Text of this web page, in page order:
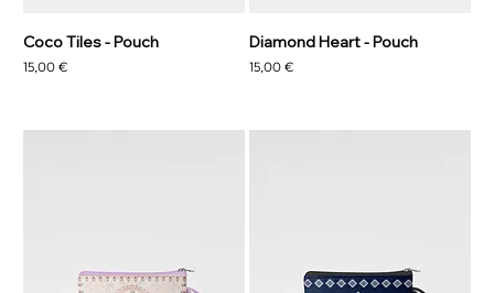
Coco Tiles - Pouch
Precio
15,00 €
Diamond Heart - Pouch
Precio
15,00 €